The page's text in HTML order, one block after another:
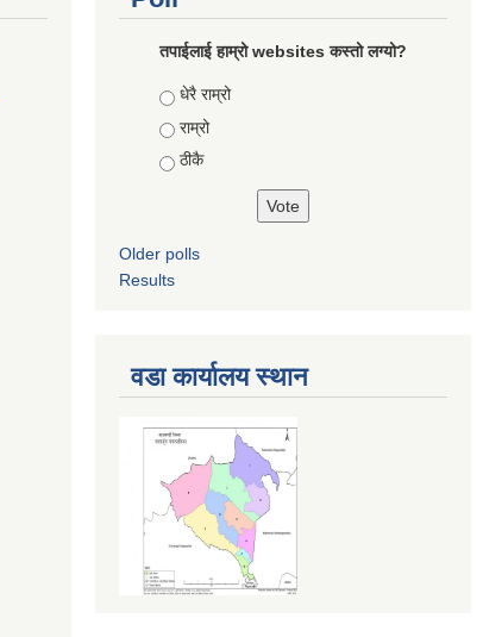
तपाईलाई हाम्रो websites कस्तो लग्यो?
Choices
धेरै राम्रो
राम्रो
ठीकै
Older polls
Results
वडा कार्यालय स्थान